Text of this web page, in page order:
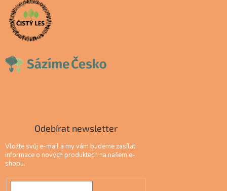
Odebírat newsletter
Vložte svůj e-mail a my vám budeme zasílat
informace o nových produktech na našem e-
shopu.